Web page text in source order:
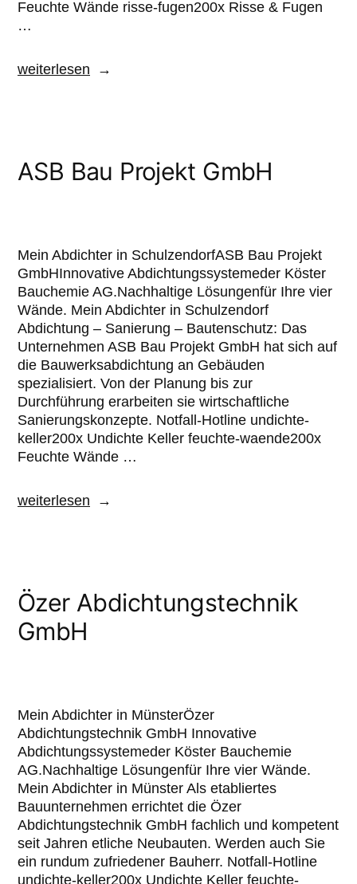
Feuchte Wände risse-fugen200x Risse & Fugen
…
weiterlesen
ASB Bau Projekt GmbH
Mein Abdichter in SchulzendorfASB Bau Projekt
GmbHInnovative Abdichtungssystemeder Köster
Bauchemie AG.Nachhaltige Lösungenfür Ihre vier
Wände. Mein Abdichter in Schulzendorf
Abdichtung – Sanierung – Bautenschutz: Das
Unternehmen ASB Bau Projekt GmbH hat sich auf
die Bauwerksabdichtung an Gebäuden
spezialisiert. Von der Planung bis zur
Durchführung erarbeiten sie wirtschaftliche
Sanierungskonzepte. Notfall-Hotline undichte-
keller200x Undichte Keller feuchte-waende200x
Feuchte Wände …
weiterlesen
Özer Abdichtungstechnik
GmbH
Mein Abdichter in MünsterÖzer
Abdichtungstechnik GmbH Innovative
Abdichtungssystemeder Köster Bauchemie
AG.Nachhaltige Lösungenfür Ihre vier Wände.
Mein Abdichter in Münster Als etabliertes
Bauunternehmen errichtet die Özer
Abdichtungstechnik GmbH fachlich und kompetent
seit Jahren etliche Neubauten. Werden auch Sie
ein rundum zufriedener Bauherr. Notfall-Hotline
undichte-keller200x Undichte Keller feuchte-